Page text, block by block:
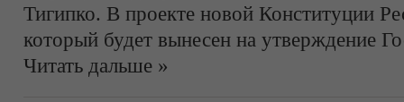
Тигипко. В проекте новой Конституции
который будет вынесен на утверждение
Читать дальше »